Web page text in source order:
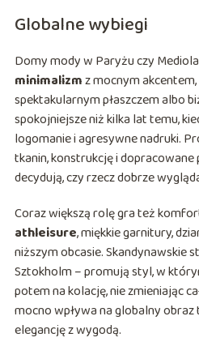
Globalne wybiegi
Domy mody w Paryżu czy
minimalizmz mocnym
spektakularnym płaszczem albo
spokojniejsze niż kilka lat temu,
logomanie i agresywne nadruki.
tkanin, konstrukcję i
decydują, czy rzecz dobrze
Coraz większą rolę gra też
athleisure, miękkie garnitury,
niższym obcasie. Skandynawskie
Sztokholm – promują styl, w
potem na kolację, nie zmieniając
mocno wpływa na globalny obraz
elegancję z wygodą.